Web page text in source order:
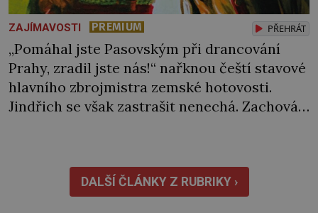
ZAJÍMAVOSTI PREMIUM PŘEHRÁT
„Pomáhal jste Pasovským při drancování
Prahy, zradil jste nás!“ nařknou čeští stavové
hlavního zbrojmistra zemské hotovosti.
Jindřich se však zastrašit nenechá. Zachová
stačily! Škola pro něj není. Jindřich Michal
Hýzrle z Chodů (1575–1665) se v ní nudí. 10letý
chlapec chce procestovat […]
DALŠÍ ČLÁNKY Z RUBRIKY ›